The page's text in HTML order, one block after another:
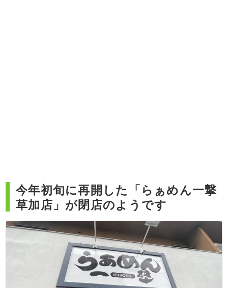
今年初旬に再開した「らぁめん一撃
草加店」が閉店のようです